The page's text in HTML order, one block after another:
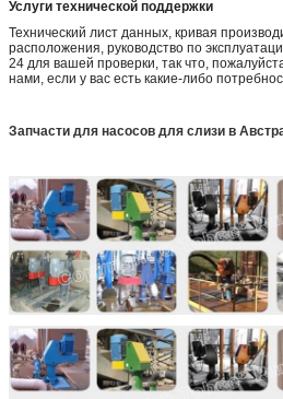
Услуги технической поддержки
Технический лист данных, кривая
расположения, руководство по
24 для вашей проверки, так что,
нами, если у вас есть какие-либо
Запчасти для насосов для слизи в